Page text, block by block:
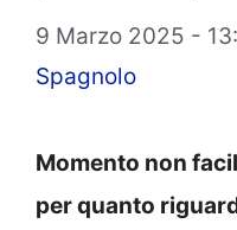
9 Marzo 2025 -
Spagnolo
Momento non
per quanto